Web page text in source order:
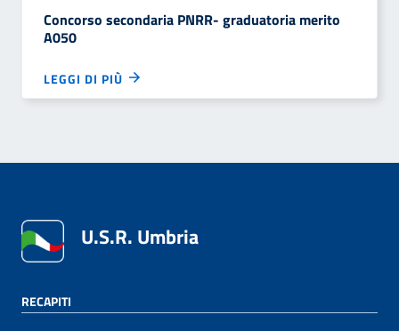
Concorso secondaria PNRR- graduatoria merito
A050
LEGGI DI PIÙ
U.S.R. Umbria
RECAPITI